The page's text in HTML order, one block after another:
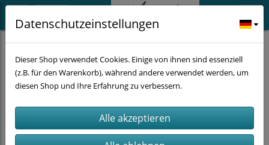
Deko und Accessoires
Datenschutzeinstellungen
Dieser Shop verwendet Cookies. Einige von ihnen sind essenziell
(z.B. für den Warenkorb), während andere verwendet werden, um
diesen Shop und Ihre Erfahrung zu verbessern.